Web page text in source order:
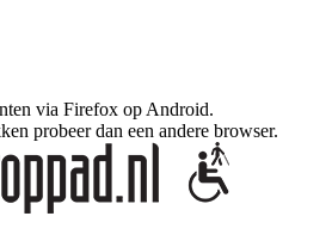
via Firefox op Android.
probeer dan een andere browser.